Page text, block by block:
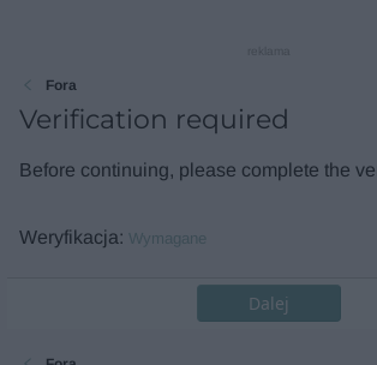
Fora
Verification required
Before continuing, please complete the
Weryfikacja Wymagane
Dalej